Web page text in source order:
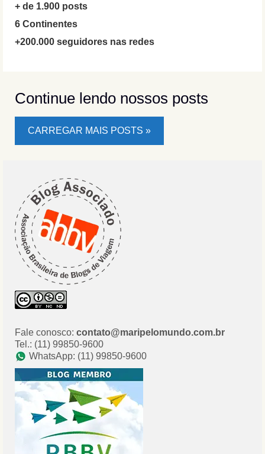
+ de 1.900 posts
6 Continentes
+200.000 seguidores nas redes
Continue lendo nossos posts
CARREGAR MAIS POSTS »
Fale conosco: contato@maripelomundo.com.br
Tel.: (11) 99850-9600
WhatsApp: (11) 99850-9600